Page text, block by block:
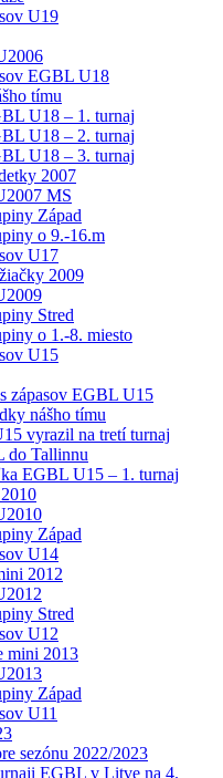
U19
EGBL U18
tímu
U18 – 1. turnaj
U18 – 2. turnaj
U18 – 3. turnaj
2007
MS
Západ
o 9.-16.m
U17
2009
Stred
o 1.-8. miesto
U15
zápasov EGBL U15
nášho tímu
vyrazil na tretí turnaj
do Tallinnu
EGBL U15 – 1. turnaj
Západ
U14
2012
Stred
U12
mini 2013
Západ
U11
sezónu 2022/2023
EGBL v Litve na 4.